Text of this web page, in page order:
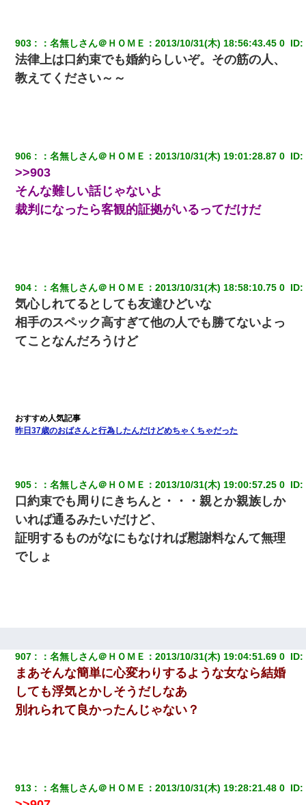
隣室のお婆ちゃん「下階からの異臭に困ってる、今もすっごく臭
い」私「変だなあ～なにも臭わないよ」→ その後。警察『絶対に
窓とドアを開けないで』
テレワーク上司「会議中はカメラ付けろ！」女社員「え、事前連
絡無しは無理」上司「いいから付けろ！」→
903 ：名無しさん＠ＨＯＭＥ ：2013/10/31(木) 18:56:43.45 0 ID:
法律上は口約束でも婚約らしいぞ。その筋の人、
教えてください～～
906 ：名無しさん＠ＨＯＭＥ ：2013/10/31(木) 19:01:28.87 0 ID:
>>903
そんな難しい話じゃないよ
裁判になったら客観的証拠がいるってだけだ
904 ：名無しさん＠ＨＯＭＥ ：2013/10/31(木) 18:58:10.75 0 ID:
気心しれてるとしても友達ひどいな
相手のスペック高すぎて他の人でも勝てないよっ
てことなんだろうけど
昨日37歳のおばさんと行為したんだけどめちゃくちゃだった
905 ：名無しさん＠ＨＯＭＥ ：2013/10/31(木) 19:00:57.25 0 ID:
口約束でも周りにきちんと・・・親とか親族しか
いれば通るみたいだけど、
証明するものがなにもなければ慰謝料なんて無理
でしょ
907 ：名無しさん＠ＨＯＭＥ ：2013/10/31(木) 19:04:51.69 0 ID:
まあそんな簡単に心変わりするような女なら結婚
しても浮気とかしそうだしなあ
別れられて良かったんじゃない？
913 ：名無しさん＠ＨＯＭＥ ：2013/10/31(木) 19:28:21.48 0 ID: